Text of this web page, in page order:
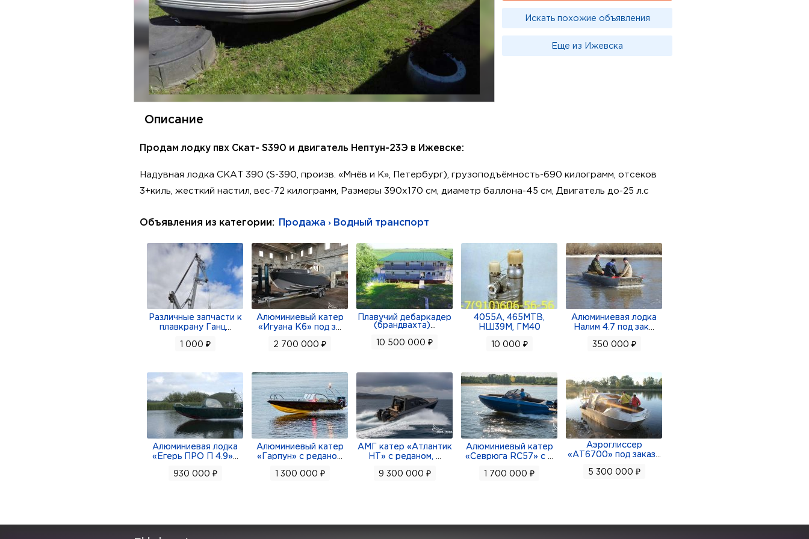
Искать похожие объявления
Еще из Ижевска
Описание
Продам лодку пвх Скат- S390 и двигатель Нептун-23Э в Ижевске:
Надувная лодка СКАТ 390 (S-390, произв. «Мнёв и К», Петербург), грузоподъёмность-690 килограмм, отсеков
3+киль, жесткий настил, вес-72 килограмм, Размеры 390х170 см, диаметр баллона-45 см, Двигатель до-25 л.с
Объявления из категории: Продажа › Водный транспорт
Различные запчасти к
плавкрану Ганц
1 000 ₽
Алюминиевый катер
«Игуана К6» под з
2 700 000 ₽
Плавучий дебаркадер
(брандвахта)
10 500 000 ₽
4055А, 465МТВ,
НШ39М, ГМ40
10 000 ₽
Алюминиевая лодка
Налим 4.7 под зак
350 000 ₽
Алюминиевая лодка
«Егерь ПРО П 4.9»
930 000 ₽
Алюминиевый катер
«Гарпун» с редано
1 300 000 ₽
АМГ катер «Атлантик
НТ» с реданом,
9 300 000 ₽
Алюминиевый катер
«Севрюга RC57» с
1 700 000 ₽
Аэроглиссер
«АТ6700» под заказ
5 300 000 ₽